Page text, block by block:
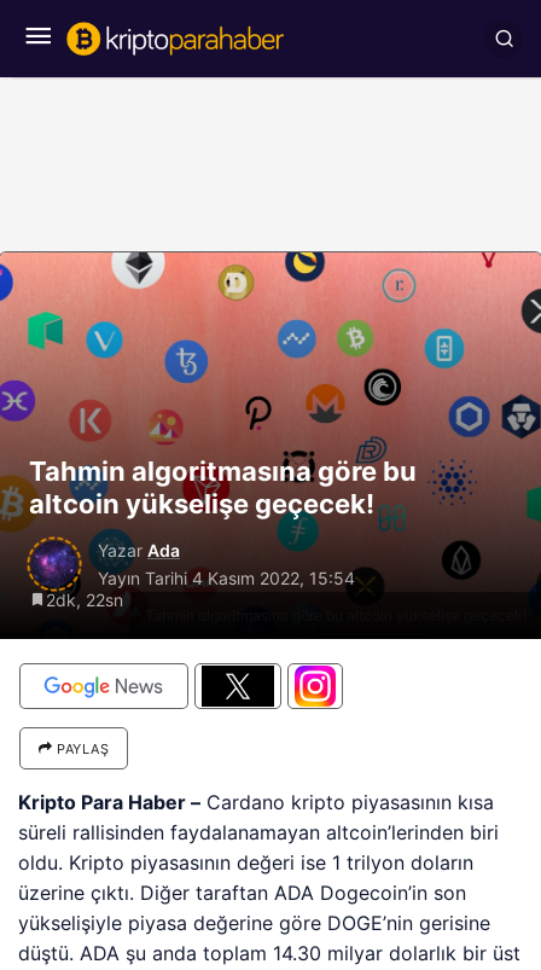
Tahmin algoritmasına göre bu
altcoin yükselişe geçecek!
Yazar Ada
Yayın Tarihi 4 Kasım 2022, 15:54
2dk, 22sn
PAYLAŞ
Kripto Para Haber – Cardano kripto piyasasının kısa
süreli rallisinden faydalanamayan altcoin’lerinden biri
oldu. Kripto piyasasının değeri ise 1 trilyon doların
üzerine çıktı. Diğer taraftan ADA Dogecoin’in son
yükselişiyle piyasa değerine göre DOGE’nin gerisine
düştü. ADA şu anda toplam 14.30 milyar dolarlık bir üst